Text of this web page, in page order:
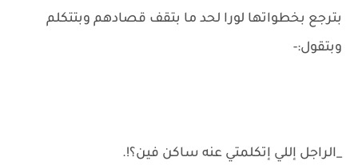
بترجع بخطواتها لورا لحد ما بتقف قصادهم وبتتكلم
وبتقول:-
_الراجل إللي إتكلمتي عنه ساكن فين؟!.